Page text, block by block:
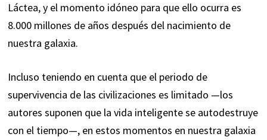
Láctea, y el momento idóneo para que ello ocurra es
8.000 millones de años después del nacimiento de
nuestra galaxia.
Incluso teniendo en cuenta que el periodo de
supervivencia de las civilizaciones es limitado —los
autores suponen que la vida inteligente se autodestruye
con el tiempo—, en estos momentos en nuestra galaxia